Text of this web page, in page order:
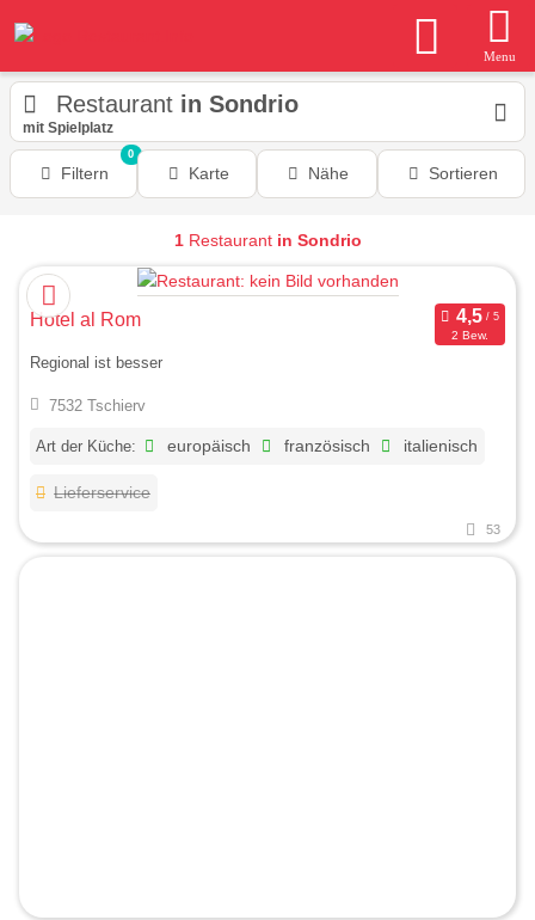
Menu
Restaurant in Sondrio
mit Spielplatz
Filtern
0
Karte Nähe Sortieren
1Restaurant in Sondrio
Hotel al Rom
2 Bew.
Regional ist besser
7532 Tschierv
Art der Küche: europäisch französisch italienisch
Lieferservice
53